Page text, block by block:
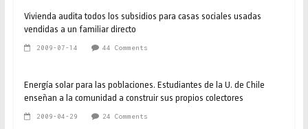
Vivienda audita todos los subsidios para casas sociales usadas
vendidas a un familiar directo
2009-07-14 44 Comments
Energía solar para las poblaciones. Estudiantes de la U. de Chile
enseñan a la comunidad a construir sus propios colectores
2009-04-29 24 Comments